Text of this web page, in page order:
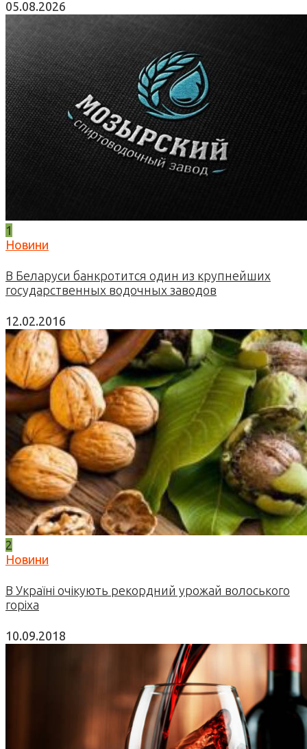
05.08.2026
1
Новини
В Беларуси банкротится один из крупнейших
государственных водочных заводов
12.02.2016
2
Новини
В Україні очікують рекордний урожай волоського
горіха
10.09.2018